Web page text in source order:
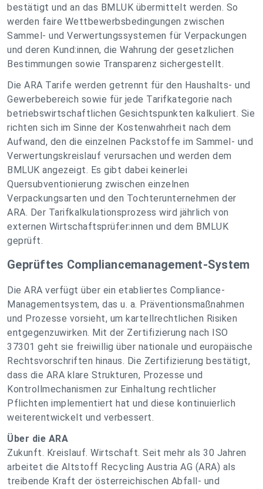
bestätigt und an das BMLUK übermittelt werden. So
werden faire Wettbewerbsbedingungen zwischen
Sammel- und Verwertungssystemen für Verpackungen
und deren Kund:innen, die Wahrung der gesetzlichen
Bestimmungen sowie Transparenz sichergestellt.
Die ARA Tarife werden getrennt für den Haushalts- und
Gewerbebereich sowie für jede Tarifkategorie nach
betriebswirtschaftlichen Gesichtspunkten kalkuliert. Sie
richten sich im Sinne der Kostenwahrheit nach dem
Aufwand, den die einzelnen Packstoffe im Sammel- und
Verwertungskreislauf verursachen und werden dem
BMLUK angezeigt. Es gibt dabei keinerlei
Quersubventionierung zwischen einzelnen
Verpackungsarten und den Tochterunternehmen der
ARA. Der Tarifkalkulationsprozess wird jährlich von
externen Wirtschaftsprüfer:innen und dem BMLUK
geprüft.
Geprüftes Compliancemanagement-System
Die ARA verfügt über ein etabliertes Compliance-
Managementsystem, das u. a. Präventionsmaßnahmen
und Prozesse vorsieht, um kartellrechtlichen Risiken
entgegenzuwirken. Mit der Zertifizierung nach ISO
37301 geht sie freiwillig über nationale und europäische
Rechtsvorschriften hinaus. Die Zertifizierung bestätigt,
dass die ARA klare Strukturen, Prozesse und
Kontrollmechanismen zur Einhaltung rechtlicher
Pflichten implementiert hat und diese kontinuierlich
weiterentwickelt und verbessert.
Über die ARA
Zukunft. Kreislauf. Wirtschaft. Seit mehr als 30 Jahren
arbeitet die Altstoff Recycling Austria AG (ARA) als
treibende Kraft der österreichischen Abfall- und